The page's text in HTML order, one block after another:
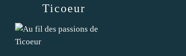
Ticoeur